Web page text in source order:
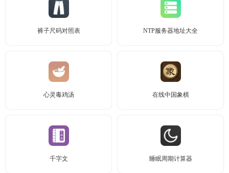
裤子尺码对照表 NTP服务器地址大全
心灵毒鸡汤 在线中国象棋
千字文 睡眠周期计算器